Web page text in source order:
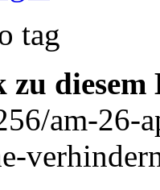
tag
zu
am-26-